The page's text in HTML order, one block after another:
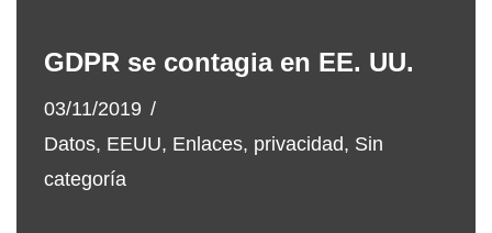
GDPR se contagia en EE. UU.
03/11/2019
Datos, EEUU, Enlaces, privacidad, Sin
categoría